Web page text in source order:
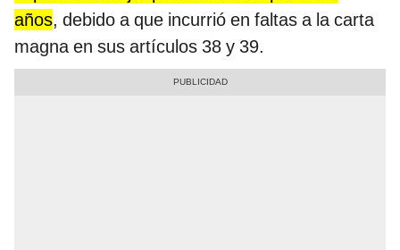
años, debido a que incurrió en faltas a la carta
magna en sus artículos 38 y 39.